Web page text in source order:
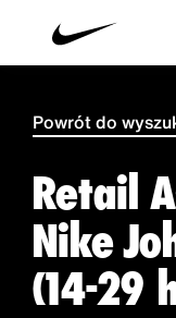
Powrót do
Retail
Nike
(14-29